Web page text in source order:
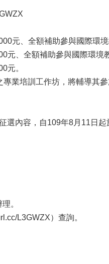
元、全額補助參與國際環
、全額補助參與國際環境
元。
業培訓工作坊，將輔導其
內容，自109年8月11日
。
L3GWZX）查詢。